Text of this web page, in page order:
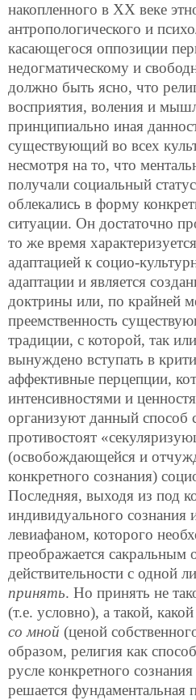
накопленного в ХХ веке
антропологического и
касающегося оппозиции
недогматическому и
должно быть ясно, что
восприятия, воления и
принципиально иная
существующий во всех
несмотря на то, что
получали социальный
облекались в форму
ситуации. Он достаточно
то же время
адаптацией к социо-
адаптации и является
доктрины или, по крайней
преемственность
традиции, с которой, так
вынуждено вступать в
аффективные перцепции,
интенсивностями и
организуют данный способ
противостоят
(освобождающейся и
конкретного сознания)
Последняя, выходя из под
индивидуального сознания
левиафаном, которого
преображается сакральным
действительности с одной
принять. Но принять не
(т.е. условно), а такой,
со мной (ценой
образом, религия как
русле конкретного
решается фундаментальная